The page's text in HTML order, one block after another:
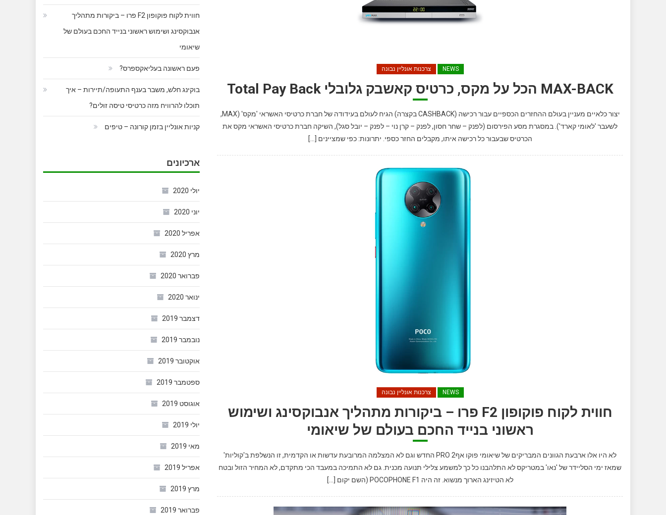
NEWS צרכנות אונליין נבונה
MAX-BACK הכל על מקס, כרטיס קאשבק גלובלי Total Pay Back
יצור כלאיים מעניין בעולם ההחזרים הכספיים עבור רכישה (CASHBACK בקצרה) הגיח לעולם בעידודה של חברת כרטיסי האשראי 'מקס' (MAX,
לשעבר 'לאומי קארד'). במסגרת מסע הפירסום (לפנק – שחר חסון, לפנק – קרן נוי – לפנק – יובל סגל), השיקה חברת כרטיסי האשראי מקס את
הכרטיס שבעבור כל רכישה איתו, מקבלים החזר כספי. יתרונות: כפי שמציינים […]
NEWS צרכנות אונליין נבונה
חווית לקוח פוקופון F2 פרו – ביקורות מתהליך אנבוקסינג ושימוש
ראשוני בנייד החכם בעולם של שיאומי
לא היו אלו ארבעת הגוונים המבריקים של שיאומי פוקו אף2 PRO החדש וגם לא המצלמה המרובעת עדשות או הקדמית, זו הנשלפת ב'קוליות'
שמאז ימי הסליידר של 'נאו' במטריקס לא התלהבנו כל כך למשמע צלילי תנועה מכנית. גם לא התמיכה במעבד הכי מתקדם, לא המחיר הזול ובטח
לא הטיזינג הארוך מנשוא. זה היה POCOPHONE F1 (השם יקום […]
חווית לקוח פוקופון F2 פרו – ביקורות מתהליך
אנבוקסינג ושימוש ראשוני בנייד החכם בעולם של
שיאומי
פעם ראשונה בעליאקספרס?
בוקינג חלש, משבר בענף התעופה/תיירות – איך
תוכלו להרוויח מזה כרטיסי טיסה זולים?
קניות אונליין בזמן קורונה – טיפים
ארכיונים
יולי 2020
יוני 2020
אפריל 2020
מרץ 2020
פברואר 2020
ינואר 2020
דצמבר 2019
נובמבר 2019
אוקטובר 2019
ספטמבר 2019
אוגוסט 2019
יולי 2019
מאי 2019
אפריל 2019
מרץ 2019
פברואר 2019